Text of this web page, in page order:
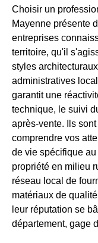
Choisir un
Mayenne présente
entreprises
territoire, qu'il
styles
administratives
garantit une
technique, le suivi
après-vente. Ils
comprendre vos
de vie spécifique
propriété en milieu
réseau local de
matériaux de
leur réputation se
département, gage